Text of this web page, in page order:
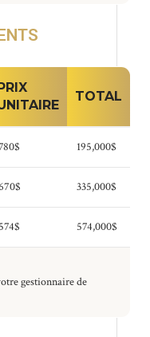
TOTAL
195,000$
335,000$
574$ 574,000$
gestionnaire de